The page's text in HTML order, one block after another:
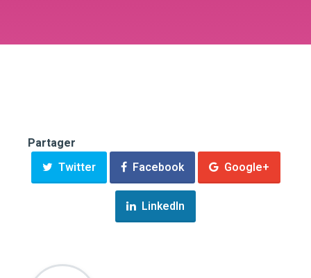
Partager
Twitter
Facebook Google+
LinkedIn